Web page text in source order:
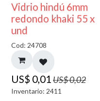
40% DESCUENTO
Vidrio hindú 6mm
redondo khaki 55 x
und
Cod: 24708
US$ 0,01 US$0,02
Inventario: 2411